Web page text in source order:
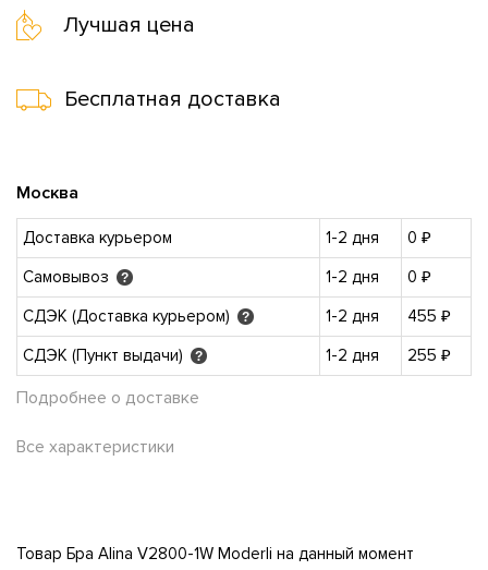
Лучшая цена
Бесплатная доставка
Москва
Доставка курьером 1-2 дня
0 ₽
Самовывоз
? 1-2 дня
0 ₽
СДЭК (Доставка курьером)
? 1-2 дня
455 ₽
СДЭК (Пункт выдачи)
? 1-2 дня 255 ₽
Подробнее о доставке
Все характеристики
Товар Бра Alina V2800-1W Moderli на данный момент